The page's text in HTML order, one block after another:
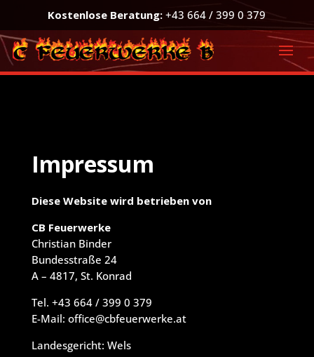
Kostenlose Beratung: +43 664 / 399 0 379
Impressum
Diese Website wird betrieben von
CB Feuerwerke
Christian Binder
Bundesstraße 24
A – 4817, St. Konrad
Tel. +43 664 / 399 0 379
E-Mail: office@cbfeuerwerke.at
Landesgericht: Wels